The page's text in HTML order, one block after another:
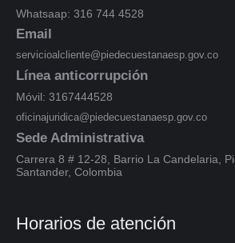
Whatsaap: 316 744 4528
Email
servicioalcliente@piedecuestanaesp.gov.co
Línea anticorrupción
Móvil: 3167444528
oficinajuridica@piedecuestanaesp.gov.co
Sede Administrativa
Carrera 8 # 12-28, Barrio La Candelaria,
Santander, Colombia
Horarios de atención